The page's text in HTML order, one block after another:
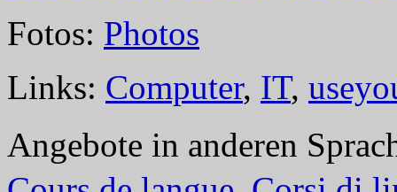
Fotos: Photos
Links: Computer, IT,
Angebote in anderen